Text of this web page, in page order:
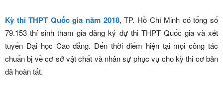
Kỳ thi THPT Quốc gia năm 2018, TP. Hồ Chí Minh có tổng số
79.153 thí sinh tham gia đăng ký dự thi THPT Quốc gia và xét
tuyển Đại học Cao đẳng. Đến thời điểm hiện tại mọi công tác
chuẩn bị về cơ sở vật chất và nhân sự phục vụ cho kỳ thi cơ bản
đã hoàn tất.